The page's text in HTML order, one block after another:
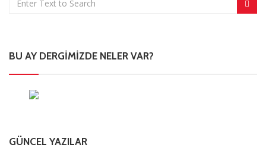
BU AY DERGIMIZDE NELER VAR?
GÜNCEL YAZILAR